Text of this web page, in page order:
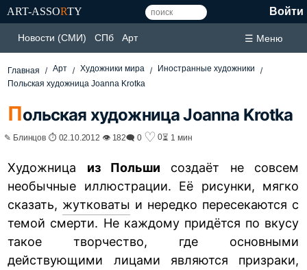
ART-ASSORTY Войти
Новости (СМИ) СПб Арт ☰ Меню
Главная Арт Художники мира
Иностранные художники
Польская художница Joanna Krotka
Польская художница Joanna Krotka
✎ Блинцов ⏱ 02.10.2012 👁 182🗨 0 ♡ 0⏳ 1 мин
Художница из Польши создаёт не совсем
необычные иллюстрации. Её рисунки, мягко
сказать, жутковаты и нередко пересекаются с
темой смерти. Не каждому придётся по вкусу
такое творчество, где основными
действующими лицами являются призраки,